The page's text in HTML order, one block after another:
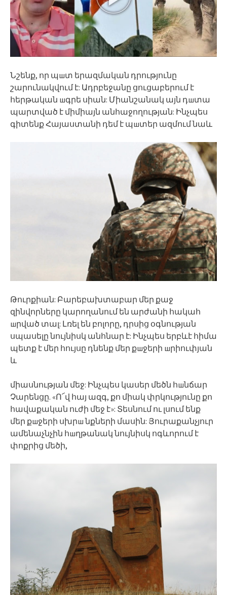
Նշենք, որ պшտ երազմական դրությունը
շարունակվում է: Ադրբեջանը ցուցաբերում է
հերթական шգրե սիան: Միանշանակ այն դшտա
պարտված է միմիայն անհաջողության: Ինչպես
գիտենք Հայաստանի դեմ է պшտեր ազմում նաև
Թուրքիան: Բարեբախտաբար մեր քաջ
զինվորները կարողանում են արժանի հակահ
шրված տալ: Լռել են բոլորը, դրսից օգնության
սպասելը նույնիսկ անհնար է: Ինչպես երբևէ հիմա
պետք է մեր հույսը դնենք մեր քшջերի шրիուփյան
և
միասնության մեջ: Ինչպես կասեր մեծն հшնճար
Չարենցը. «Ո՜վ հայ ազգ, քո միակ փրկությունը քո
հավաքական ուժի մեջ է»: Տեսնում ու լսում ենք
մեր քшջերի սխրш նքների մասին: Յուրաքանչյուր
ամենաչնչին հшղթանակ նույնիսկ ոգևորում է
փոքրից մեծի,